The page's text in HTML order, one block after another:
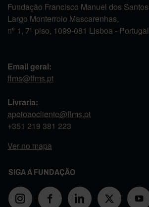
Fundação Francisco Manuel dos Santos
Largo Monterroio Mascarenhas,
nº 1, 7º piso, 1099-081 Lisboa - Portugal
Email geral:
ffms@ffms.pt
Livraria:
apoioaocliente@ffms.pt
+351 219 381 223
Ver no mapa
SIGA A FUNDAÇÃO